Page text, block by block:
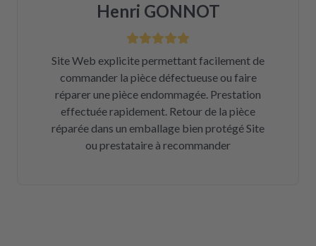
Henri GONNOT
Site Web explicite permettant facilement de
commander la pièce défectueuse ou faire
réparer une pièce endommagée. Prestation
effectuée rapidement. Retour de la pièce
réparée dans un emballage bien protégé Site
ou prestataire à recommander